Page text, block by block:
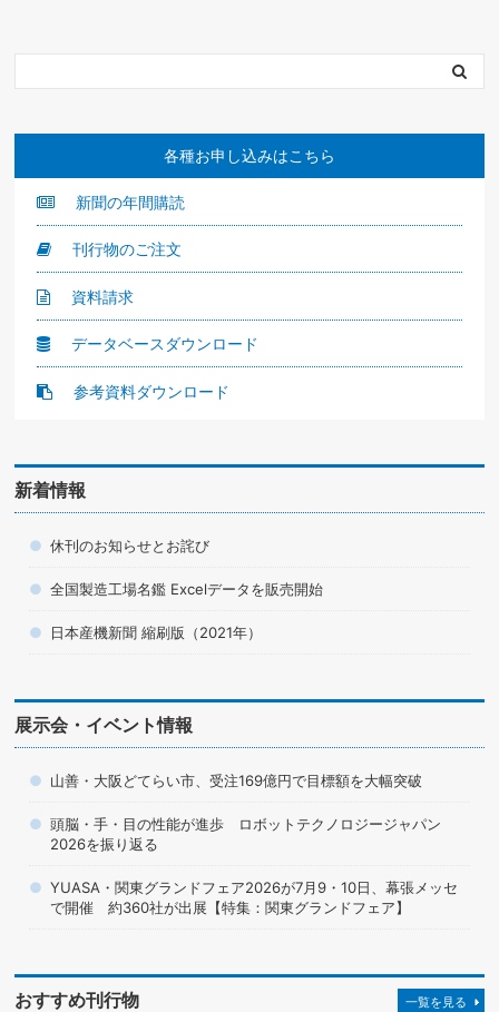
各種お申し込みはこちら
新聞の年間購読
刊行物のご注文
資料請求
データベースダウンロード
参考資料ダウンロード
新着情報
休刊のお知らせとお詫び
全国製造工場名鑑 Excelデータを販売開始
日本産機新聞 縮刷版（2021年）
展示会・イベント情報
山善・大阪どてらい市、受注169億円で目標額を大幅突破
頭脳・手・目の性能が進歩 ロボットテクノロジージャパン
2026を振り返る
YUASA・関東グランドフェア2026が7月9・10日、幕張メッセ
で開催 約360社が出展【特集：関東グランドフェア】
おすすめ刊行物 一覧を見る